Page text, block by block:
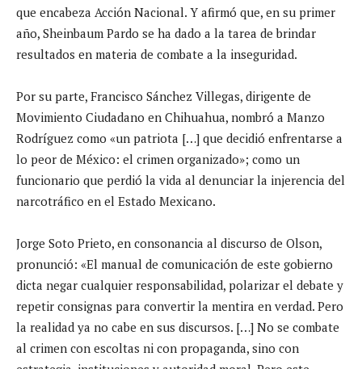
que encabeza Acción Nacional. Y afirmó que, en su primer
año, Sheinbaum Pardo se ha dado a la tarea de brindar
resultados en materia de combate a la inseguridad.
Por su parte, Francisco Sánchez Villegas, dirigente de
Movimiento Ciudadano en Chihuahua, nombró a Manzo
Rodríguez como «un patriota […] que decidió enfrentarse a
lo peor de México: el crimen organizado»; como un
funcionario que perdió la vida al denunciar la injerencia del
narcotráfico en el Estado Mexicano.
Jorge Soto Prieto, en consonancia al discurso de Olson,
pronunció: «El manual de comunicación de este gobierno
dicta negar cualquier responsabilidad, polarizar el debate y
repetir consignas para convertir la mentira en verdad. Pero
la realidad ya no cabe en sus discursos. […] No se combate
al crimen con escoltas ni con propaganda, sino con